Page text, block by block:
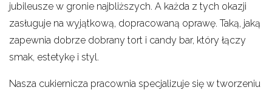
jubileusze w gronie najbliższych. A każda z tych okazji
zasługuje na wyjątkową, dopracowaną oprawę. Taką, jaką
zapewnia dobrze dobrany tort i candy bar, który łączy
smak, estetykę i styl.
Nasza cukiernicza pracownia specjalizuje się w tworzeniu